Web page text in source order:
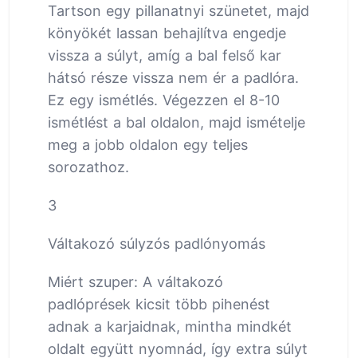
Tartson egy pillanatnyi szünetet, majd
könyökét lassan behajlítva engedje
vissza a súlyt, amíg a bal felső kar
hátsó része vissza nem ér a padlóra.
Ez egy ismétlés. Végezzen el 8-10
ismétlést a bal oldalon, majd ismételje
meg a jobb oldalon egy teljes
sorozathoz.
3
Váltakozó súlyzós padlónyomás
Miért szuper: A váltakozó
padlóprések kicsit több pihenést
adnak a karjaidnak, mintha mindkét
oldalt együtt nyomnád, így extra súlyt